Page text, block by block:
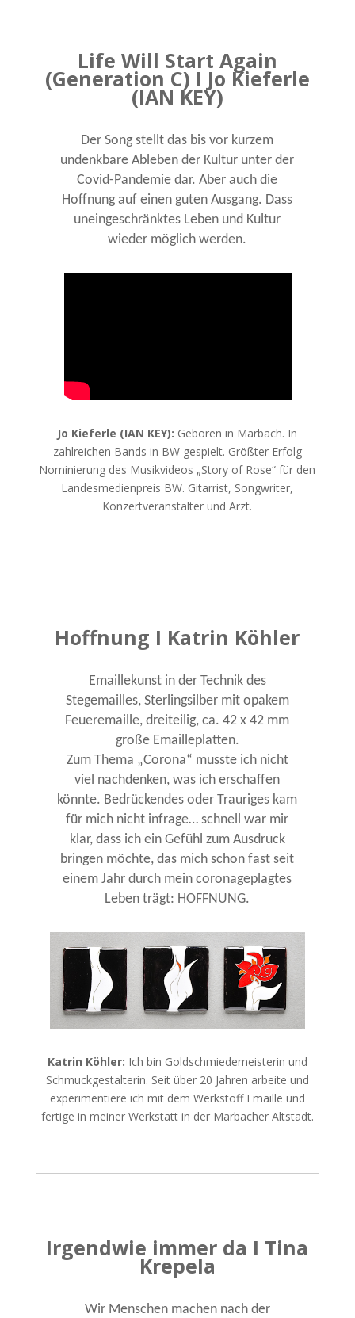
Life Will Start Again
(Generation C) I Jo Kieferle
(IAN KEY)
Der Song stellt das bis vor kurzem
undenkbare Ableben der Kultur unter der
Covid-Pandemie dar. Aber auch die
Hoffnung auf einen guten Ausgang. Dass
uneingeschränktes Leben und Kultur
wieder möglich werden.
Jo Kieferle (IAN KEY): Geboren in Marbach. In
zahlreichen Bands in BW gespielt. Größter Erfolg
Nominierung des Musikvideos „Story of Rose“ für den
Landesmedienpreis BW. Gitarrist, Songwriter,
Konzertveranstalter und Arzt.
Hoffnung I Katrin Köhler
Emaillekunst in der Technik des
Stegemailles, Sterlingsilber mit opakem
Feueremaille, dreiteilig, ca. 42 x 42 mm
große Emailleplatten.
Zum Thema „Corona“ musste ich nicht
viel nachdenken, was ich erschaffen
könnte. Bedrückendes oder Trauriges kam
für mich nicht infrage… schnell war mir
klar, dass ich ein Gefühl zum Ausdruck
bringen möchte, das mich schon fast seit
einem Jahr durch mein coronageplagtes
Leben trägt: HOFFNUNG.
Katrin Köhler: Ich bin Goldschmiedemeisterin und
Schmuckgestalterin. Seit über 20 Jahren arbeite und
experimentiere ich mit dem Werkstoff Emaille und
fertige in meiner Werkstatt in der Marbacher Altstadt.
Irgendwie immer da I Tina
Krepela
Wir Menschen machen nach der